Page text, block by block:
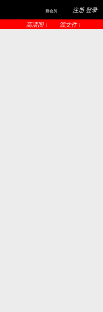
新会员 注册 登录
高清图 ↓ 源文件 ↓